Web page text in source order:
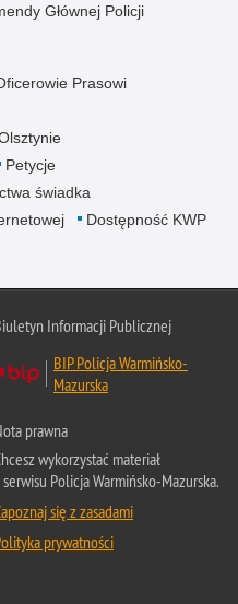
Głównej Policji
Prasowi
Petycje
świadka
Dostępność KWP
Informacji Publicznej
BIP Policja Warmińsko-
Mazurska
prawna
wykorzystać materiał
Policja Warmińsko-Mazurska.
się z zasadami
prywatności